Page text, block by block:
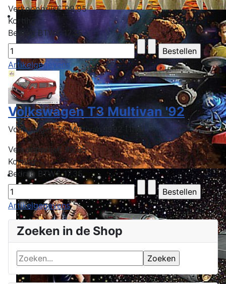
Zoeken in de Shop
Verkoopprijs€ 99,95
Korting
Bedrag BTW€ 17,35
Artikelgegevens
Volkswagen T3 Multivan '92
Volkswagen T3 Multivan 1992 (1:18)
Verkoopprijs€ 99,95
Korting
Bedrag BTW€ 17,35
Artikelgegevens